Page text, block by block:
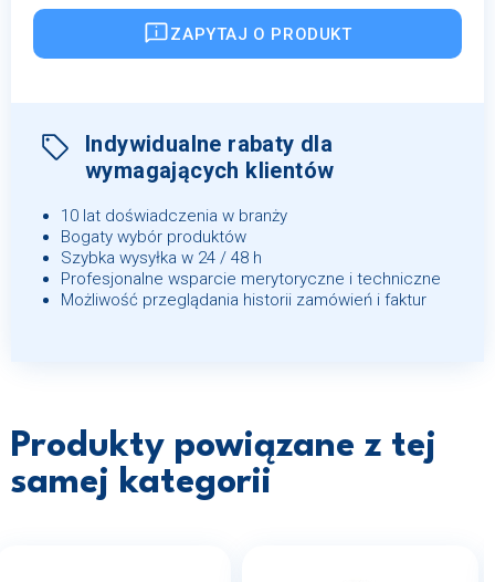
ZAPYTAJ O PRODUKT
Indywidualne rabaty dla
wymagających klientów
10 lat doświadczenia w branży
Bogaty wybór produktów
Szybka wysyłka w 24 / 48 h
Profesjonalne wsparcie merytoryczne i techniczne
Możliwość przeglądania historii zamówień i faktur
Produkty powiązane z tej
samej kategorii